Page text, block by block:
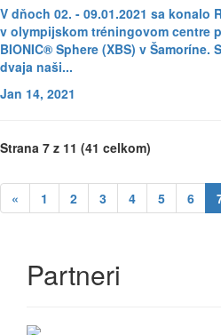
V dňoch 02. - 09.01.2021 sa konalo
v olympijskom tréningovom centre
BIONIC® Sphere (XBS) v Šamoríne.
dvaja naši...
Jan 14, 2021
Strana 7 z 11 (41 celkom)
« 1 2 3 4 5 6
Partneri